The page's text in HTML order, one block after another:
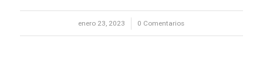
enero 23, 2023
/ 0 Comentarios